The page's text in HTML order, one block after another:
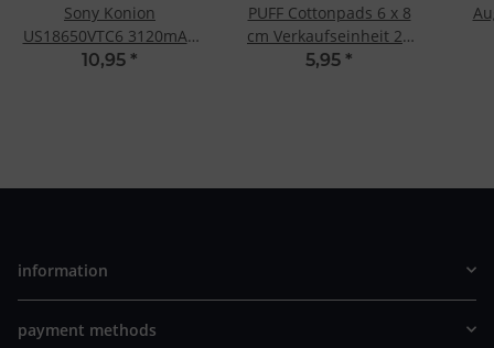
Sony Konion
US18650VTC6 3120mAh
30A
10,95 *
PUFF Cottonpads 6 x 8
cm Verkaufseinheit 24
stk
5,95 *
information
payment methods